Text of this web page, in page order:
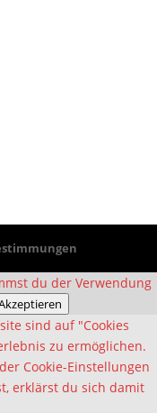
du der Verwendung
sind auf "Cookies
zu ermöglichen.
Cookie-Einstellungen
erklärst du sich damit